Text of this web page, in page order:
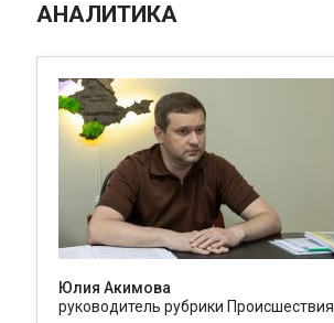
АНАЛИТИКА
Юлия Акимова
руководитель рубрики Происшествия